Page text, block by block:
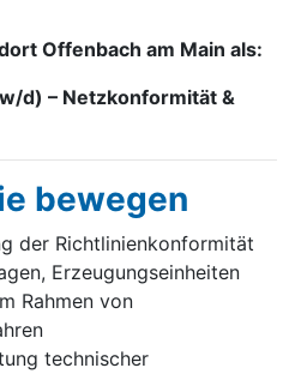
Of­fen­bach am Main als:
d) – Netzkonformität &
be­we­gen
der Richtlinienkonformität
Erzeugungseinheiten
Rahmen von
technischer